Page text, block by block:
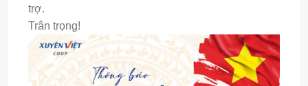
trợ.
Trân trọng!